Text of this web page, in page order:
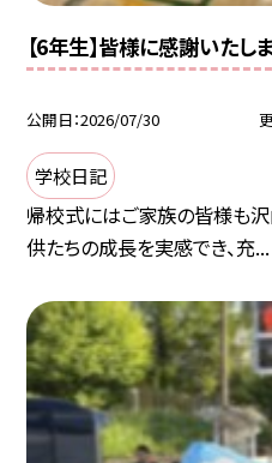
【6年生】皆様に感謝いたし
公開日 2026/07/30
学校日記
帰校式にはご家族の皆様も沢
供たちの成長を実感でき、充...